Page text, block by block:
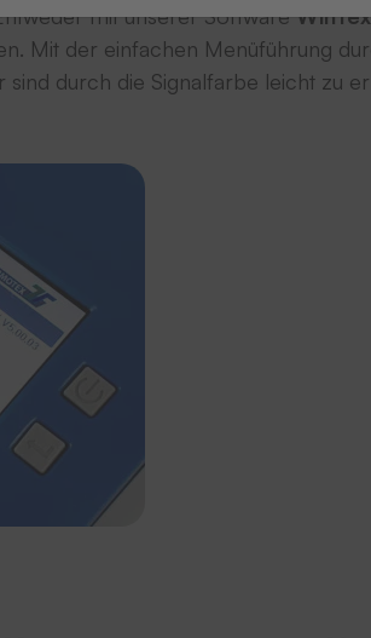
mit unserer Software
Mit der einfachen Menüführung
durch die Signalfarbe leicht zu